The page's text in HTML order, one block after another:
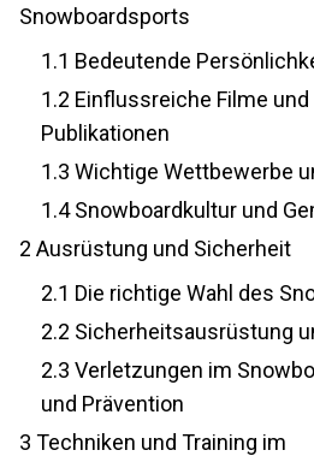
Snowboardsports
1.1Bedeutende
1.2Einflussreiche Filme und
Publikationen
1.3Wichtige Wettbewerbe
Festivals
1.4Snowboardkultur und
Ausrüstung und Sicherheit
2.1 Die richtige Wahl des
2.2 Sicherheitsausrüstung
2.3Verletzungen im
und Prävention